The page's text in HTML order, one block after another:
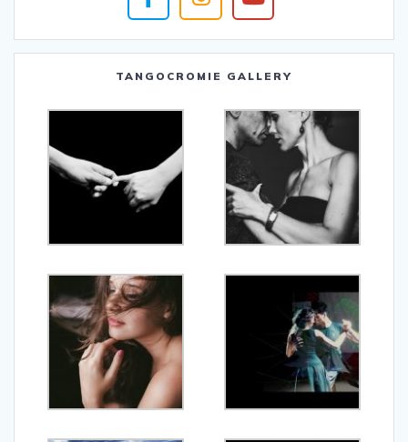
TANGOCROMIE GALLERY